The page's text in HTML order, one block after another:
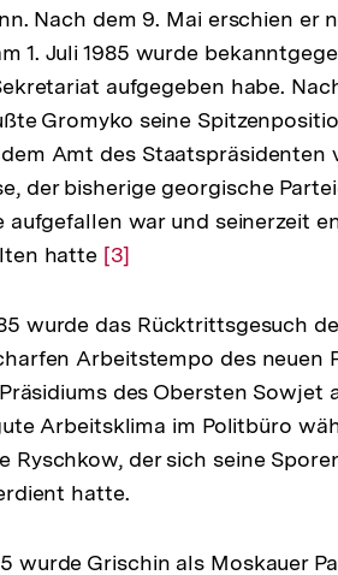
Nach dem 9. Mai erschien er
1. Juli 1985 wurde
aufgegeben habe.
Gromyko seine
Amt des Staatspräsidenten
der bisherige georgische
aufgefallen war und seinerzeit
hatte Zur
der
Fußnote
[3]
wurde das Rücktrittsgesuch
Arbeitstempo des neuen
des Obersten
Arbeitsklima im Politbüro
Ryschkow, der sich seine
hatte.
wurde Grischin als Moskauer